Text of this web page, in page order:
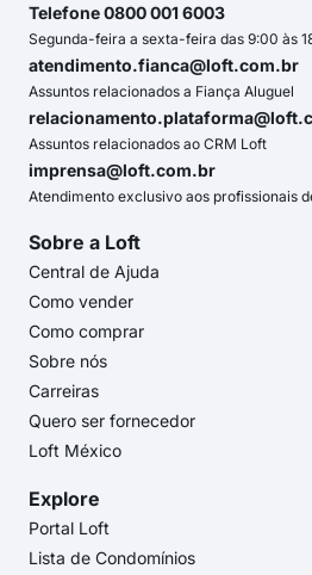
Telefone 0800 001 6003
Segunda-feira a sexta-feira das 9:00 às
atendimento.fianca@loft.com.br
Assuntos relacionados a Fiança Aluguel
Assuntos relacionados ao CRM Loft
imprensa@loft.com.br
Atendimento exclusivo aos profissionais
Sobre a Loft
Central de Ajuda
Como vender
Como comprar
Sobre nós
Carreiras
Quero ser fornecedor
Loft México
Explore
Portal Loft
Lista de Condomínios